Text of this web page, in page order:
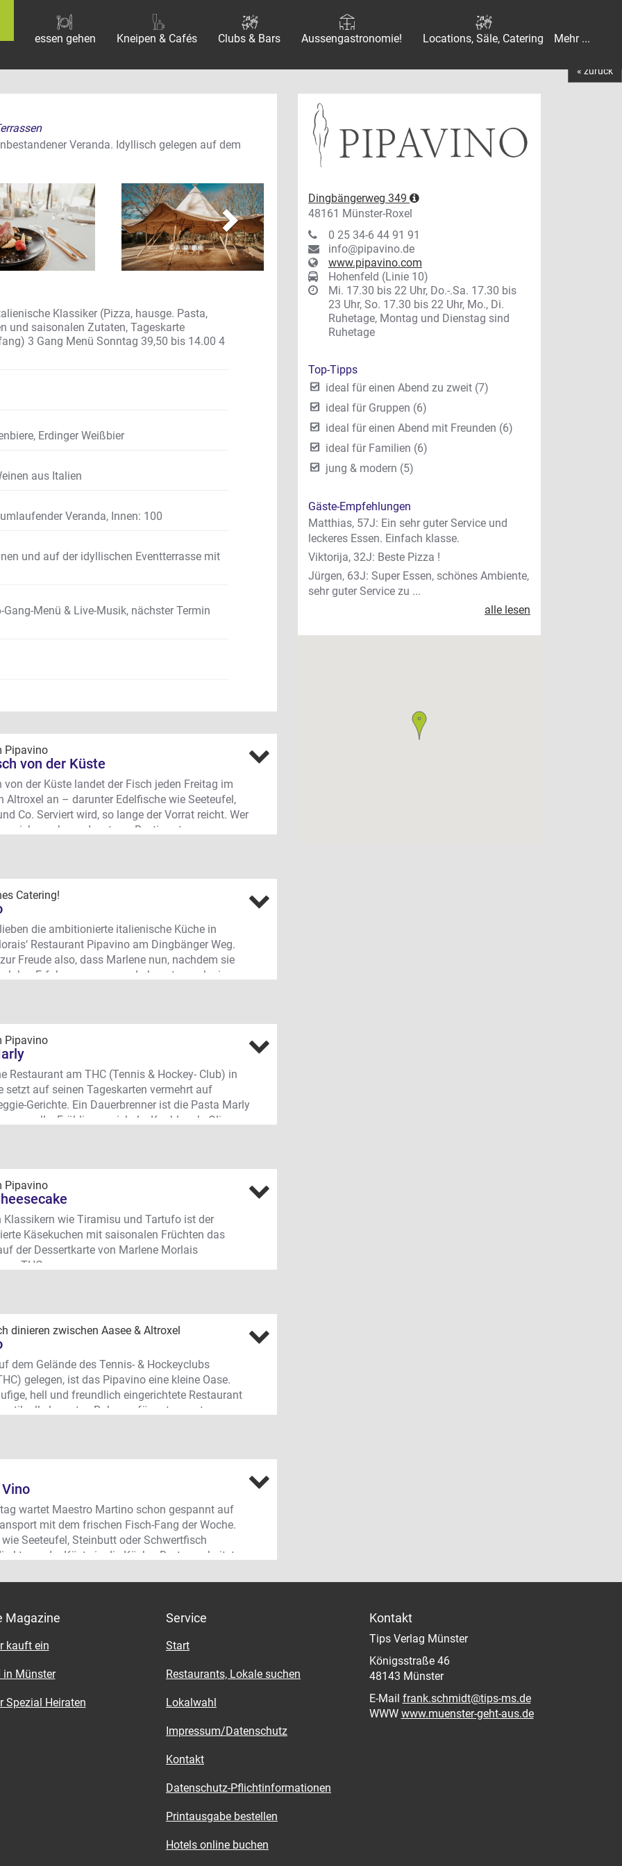
essen gehen Kneipen & Cafés Clubs & Bars Aussengastronomie! Locations, Säle, Catering Mehr ...
« zurück
Veranda. Idyllisch gelegen auf demvor
Klassiker (Pizza, hausge. Pasta,
und saisonalen Zutaten, Tageskarte
3 Gang Menü Sonntag 39,50 bis 14.00 4
Erdinger Weißbier
aus Italien
Veranda, Innen: 100
und auf der idyllischen Eventterrasse mit
Menü & Live-Musik, nächster Termin
Pipavino
von der Küste
von der Küste landet der Fisch jeden Freitag im
Altroxel an – darunter Edelfische wie Seeteufel,
Co. Serviert wird, so lange der Vorrat reicht. Wer
sicher gehen oder etwas Bestimmtes essen
& Hochclub Münster)
Catering!
die ambitionierte italienische Küche in
Restaurant Pipavino am Dingbänger Weg.
Freude also, dass Marlene nun, nachdem sie
Jahre Erfahrungen sammeln konnte, auch ein
italienische und andere mediterrane
werden ganz individuell auf euer Event und
abgestimmt. Personal und Service sind im
selbstverständlich enthalten, wie Aufbau
der kulinarischen Verköstigung. Auf Wunsch
Marlene auch Zelte, Mobiliar & Co.
Händchen für Deko, wie man an ihrem eigenen
gut erkennen kann. Auf Wunsch kann man sie für
Gestaltung des Events gleich mitbuchen.
& mediterrane Küche, Buffet, Menü oder
für 20 bis 150 Personen. Full Service (Aufbau,
Pipavino
Restaurant am THC (Tennis & Hockey- Club) in
setzt auf seinen Tageskarten vermehrt auf
Gerichte. Ein Dauerbrenner ist die Pasta Marly
Frühlingszwiebeln, Knoblauch, Oliven
Pipavino
Klassikern wie Tiramisu und Tartufo ist der
Käsekuchen mit saisonalen Früchten das
der Dessertkarte von Marlene Morlais
THC.
dinieren zwischen Aasee & Altroxel
dem Gelände des Tennis- & Hockeyclubs
gelegen, ist das Pipavino eine kleine Oase.
hell und freundlich eingerichtete Restaurant
stilvoll-eleganten Rahmen für entspannte
Marlene Morais und rechter Hand Pedro Garcia.
ist der atmosphärische Außenbereich. Die
wird rund um die Uhr von der Sonne
Vino & mehr
übrigens “Pizza-Pasta-Vino", aber der
Einfallsreichtum der Küchen-Crew geht weit
349, Roxel, Tel. 0251-6449191,
So. ab 17.30 Uhr, mittags auf Anfrage ab 20
wartet Maestro Martino schon gespannt auf
mit dem frischen Fisch-Fang der Woche.
Seeteufel, Steinbutt oder Schwertfisch
von der Küste in die Küche. Dort verarbeitet
in einer Kräuterkruste auf getrüffeltem
reservieren, denn der Vorrat reicht nur begrenzt.
349, Roxel
Dingbängerweg 349
48161 Münster-Roxel
0 25 34-6 44 91 91
info@pipavino.de
www.pipavino.com
Hohenfeld (Linie 10)
Mi. 17.30 bis 22 Uhr, Do.-.Sa. 17.30 bis
23 Uhr, So. 17.30 bis 22 Uhr, Mo., Di.
Ruhetage, Montag und Dienstag sind
Ruhetage
Top-Tipps
ideal für einen Abend zu zweit (7)
ideal für Gruppen (6)
ideal für einen Abend mit Freunden (6)
ideal für Familien (6)
jung & modern (5)
Gäste-Empfehlungen
Matthias, 57J: Ein sehr guter Service und
leckeres Essen. Einfach klasse.
Viktorija, 32J: Beste Pizza !
Jürgen, 63J: Super Essen, schönes Ambiente,
sehr guter Service zu ...
alle lesen
Magazine
kauft ein
in Münster
Spezial Heiraten
Service
Start
Restaurants, Lokale suchen
Lokalwahl
Impressum/Datenschutz
Kontakt
Datenschutz-Pflichtinformationen
Printausgabe bestellen
Hotels online buchen
Kontakt
Tips Verlag Münster
Königsstraße 46
48143 Münster
E-Mail frank.schmidt@tips-ms.de
WWW www.muenster-geht-aus.de